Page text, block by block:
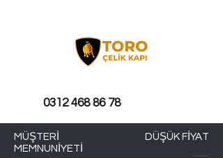
MÜŞTERİ
MEMNUNİYETİ
DÜŞÜK FİYAT
0312 468 86 78